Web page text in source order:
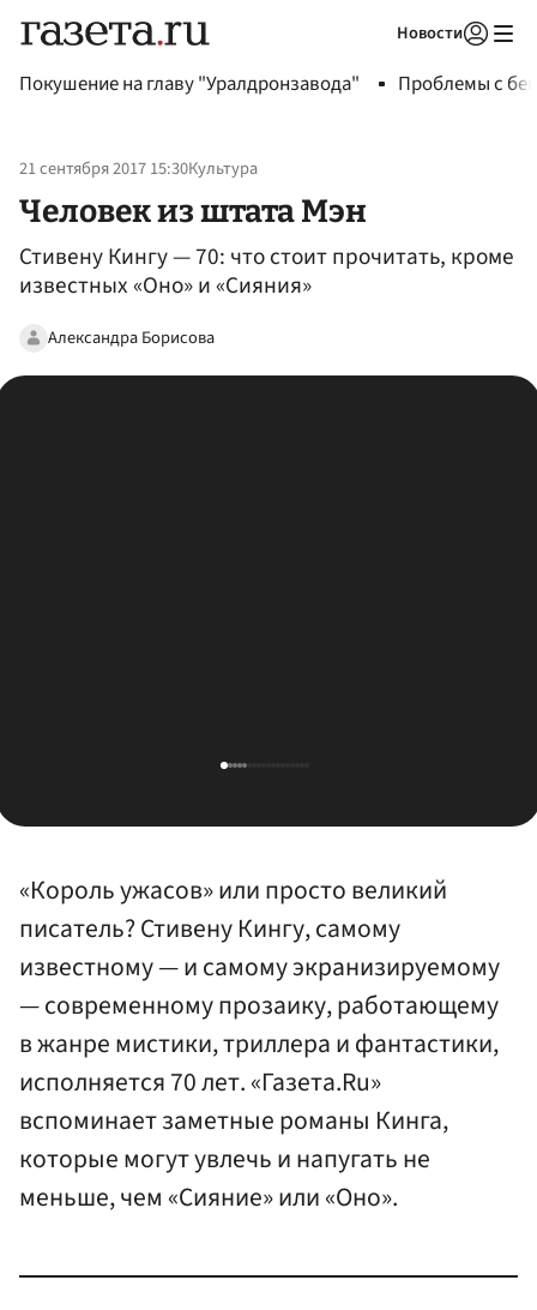
Новости
Покушение на главу "Уралдронзавода" Проблемы с
21 сентября 2017 15:30Культура
Человек из штата Мэн
Стивену Кингу — 70: что стоит прочитать, кроме
известных «Оно» и «Сияния»
Александра Борисова
«Король ужасов» или просто великий
писатель? Стивену Кингу, самому
известному — и самому экранизируемому
— современному прозаику, работающему
в жанре мистики, триллера и фантастики,
исполняется 70 лет. «Газета.Ru»
вспоминает заметные романы Кинга,
которые могут увлечь и напугать не
меньше, чем «Сияние» или «Оно».